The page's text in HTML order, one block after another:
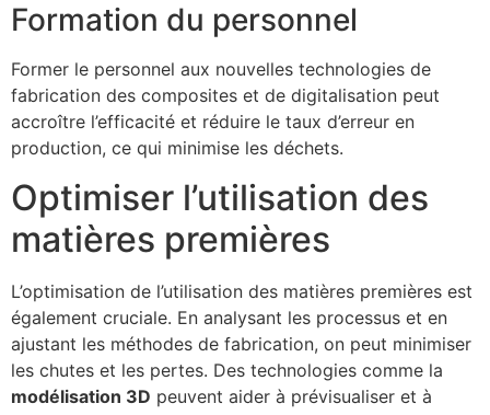
Formation du personnel
Former le personnel aux nouvelles technologies de
fabrication des composites et de digitalisation peut
accroître l’efficacité et réduire le taux d’erreur en
production, ce qui minimise les déchets.
Optimiser l’utilisation des
matières premières
L’optimisation de l’utilisation des matières premières est
également cruciale. En analysant les processus et en
ajustant les méthodes de fabrication, on peut minimiser
les chutes et les pertes. Des technologies comme la
modélisation 3D peuvent aider à prévisualiser et à